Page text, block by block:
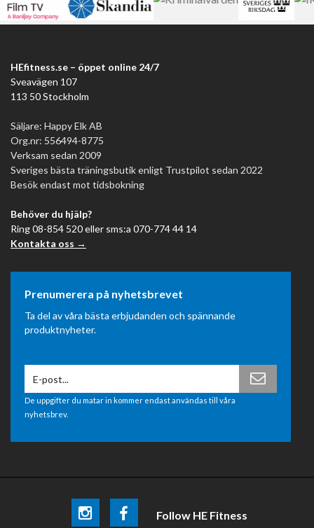
HEfitness.se – öppet online 24/7
Sveavägen 107
113 50 Stockholm
Säljare: Happy Elk AB
Org.nr: 556494-8775
Verksam sedan 2009
Sveriges bästa träningsbutik enligt Trustpilot sedan 2022
Besök endast mot tidsbokning
Behöver du hjälp?
Ring 08-854 520 eller sms:a 070-774 44 14
Kontakta oss →
Prenumerera på nyhetsbrevet
Ta del av våra bästa erbjudanden och spännande
produktnyheter.
De uppgifter du matar in kommer endast användas till våra
nyhetsbrev.
Follow HE Fitness